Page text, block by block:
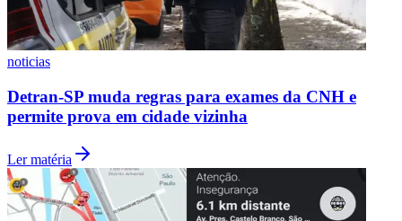
noticias
Detran-SP muda regras para exames da CNH e
permite prova em cidade vizinha
Ler matéria